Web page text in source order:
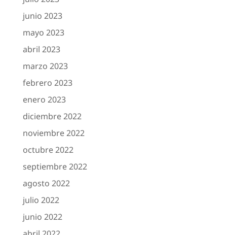
junio 2023
mayo 2023
abril 2023
marzo 2023
febrero 2023
enero 2023
diciembre 2022
noviembre 2022
octubre 2022
septiembre 2022
agosto 2022
julio 2022
junio 2022